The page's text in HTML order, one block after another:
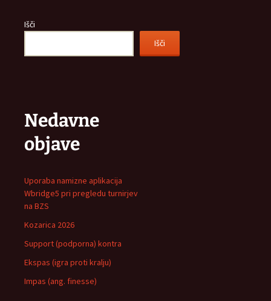
Išči
Išči
Nedavne
objave
Uporaba namizne aplikacija
Wbridge5 pri pregledu turnirjev
na BZS
Kozarica 2026
Support (podporna) kontra
Ekspas (igra proti kralju)
Impas (ang. finesse)